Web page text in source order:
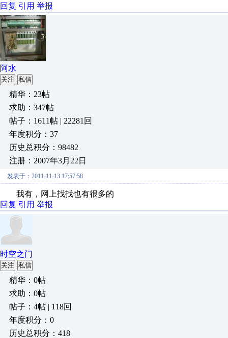
回复 引用 举报
阿水
关注 私信
精华：23帖
求助：347帖
帖子：1611帖 | 22281回
年度积分：37
历史总积分：98482
注册：2007年3月22日
发表于：2011-11-13 17:57:58
我有，网上找找也有很多的
回复 引用 举报
时空之门
关注 私信
精华：0帖
求助：0帖
帖子：4帖 | 118回
年度积分：0
历史总积分：418